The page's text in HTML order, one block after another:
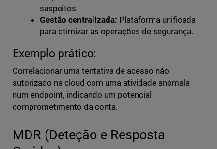
suspeitos.
Gestão centralizada: Plataforma unificada
para otimizar as operações de segurança.
Exemplo prático:
Correlacionar uma tentativa de acesso não
autorizado na cloud com uma atividade anómala
num endpoint, indicando um potencial
comprometimento da conta.
MDR (Deteção e Resposta